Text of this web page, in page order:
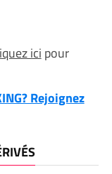
ici pour
Rejoignez